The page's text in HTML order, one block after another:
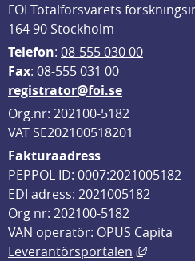
FOI Totalförsvarets
164 90 Stockholm
Telefon: 08-555 030 00
Fax: 08-555 031 00
registrator@foi.se
Org.nr: 202100-5182
VAT SE202100518201
Fakturaadress
PEPPOL ID: 0007:2021005182
EDI adress: 2021005182
Org nr: 202100-5182
VAN operatör: OPUS Capita
Leverantörsportalen
Länk